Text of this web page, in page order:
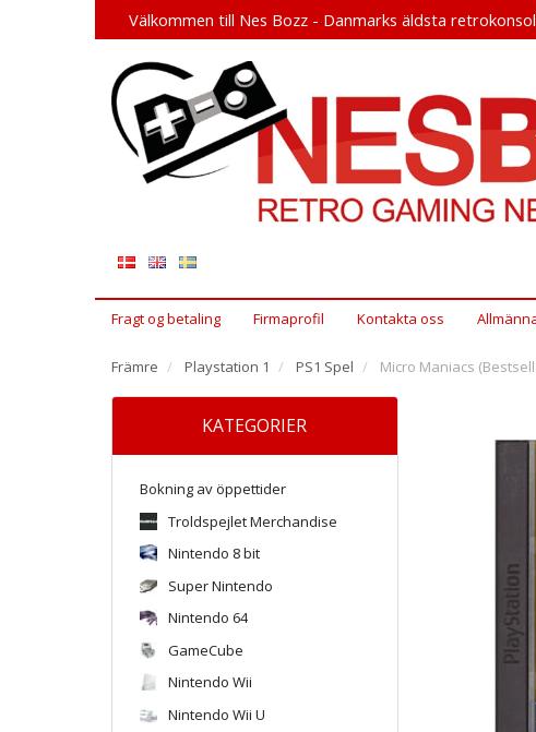
Välkommen till Nes Bozz - Danmarks äldsta
Fragt og betaling Firmaprofil Kontakta oss
Främre Playstation 1 PS1 Spel Micro Maniacs
KATEGORIER
Bokning av öppettider
Troldspejlet Merchandise
Nintendo 8 bit
Super Nintendo
Nintendo 64
GameCube
Nintendo Wii
Nintendo Wii U